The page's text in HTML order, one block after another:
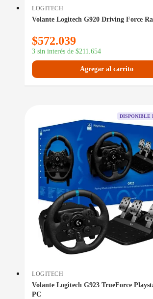
LOGITECH
Volante Logitech G920 Driving Force
$572.039
3 sin interés de $211.654
Agregar al carrito
DISPONIBLE
LOGITECH
Volante Logitech G923 TrueForce
PC